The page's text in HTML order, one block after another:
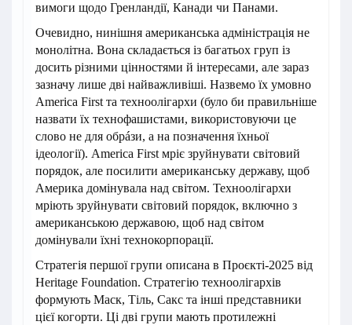
вимоги щодо Гренландії, Канади чи Панами.
Очевидно, нинішня американська адміністрація не
монолітна. Вона складається із багатьох груп із
досить різними цінностями й інтересами, але зараз
зазначу лише дві найважливіші. Назвемо їх умовно
America First та техноолігархи (було би правильніше
назвати їх технофашистами, використовуючи це
слово не для обрáзи, а на позначення їхньої
ідеології). America First мріє зруйнувати світовий
порядок, але посилити американську державу, щоб
Америка домінувала над світом. Техноолігархи
мріють зруйнувати світовий порядок, включно з
американською державою, щоб над світом
домінували їхні технокорпорації.
Стратегія першої групи описана в Проєкті-2025 від
Heritage Foundation. Стратегію техноолігархів
формують Маск, Тіль, Сакс та інші представники
цієї когорти. Ці дві групи мають протилежні